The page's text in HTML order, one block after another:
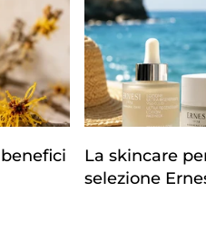
La skincare
selezione